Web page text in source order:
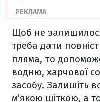
Щоб не
треба дати
пляма, то
водню, харчової
засобу. Залишіть
м’якою щіткою, а